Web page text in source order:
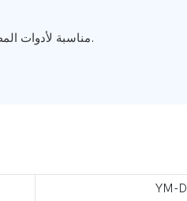
مناسبة لأدوات المطبخ والأجهزة المنزلية، على سبيل المثال، طنجرة الضغط، وعاء، مقلاة.
YM-